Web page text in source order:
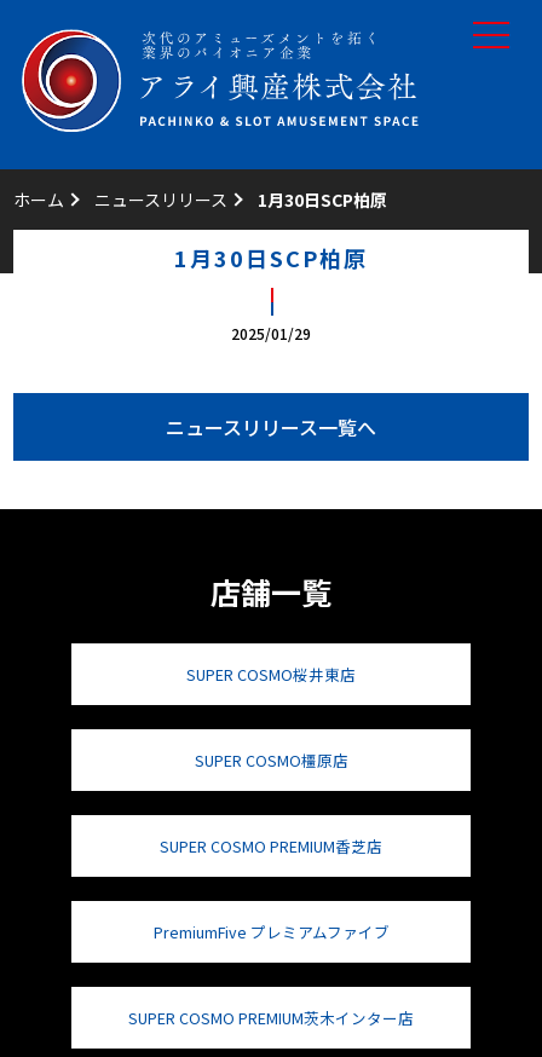
toggle
ホーム ニュースリリース 1月30日SCP柏原
1月30日SCP柏原
2025/01/29
ニュースリリース一覧へ
店舗一覧
SUPER COSMO桜井東店
SUPER COSMO橿原店
SUPER COSMO PREMIUM香芝店
PremiumFive プレミアムファイブ
SUPER COSMO PREMIUM茨木インター店